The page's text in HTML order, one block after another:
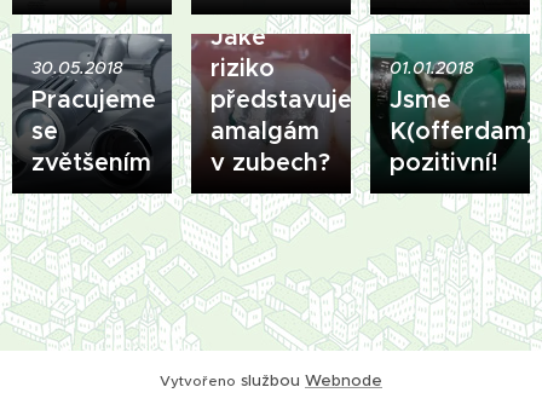
30.05.2018
Pracujeme
se
zvětšením
Jaké
riziko
představuje
amalgám
v zubech?
01.01.2018
Jsme
pozitivní!
Vytvořeno službou Webnode